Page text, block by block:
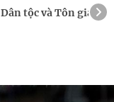
Dân tộc và Tôn giáo